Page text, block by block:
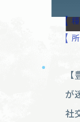
が
社